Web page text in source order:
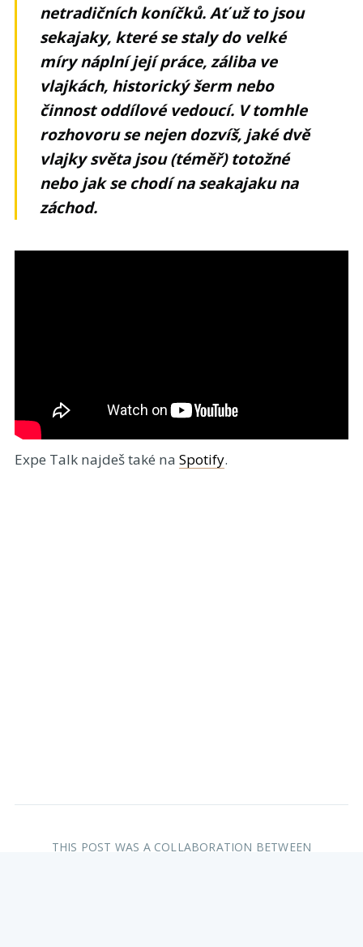
netradičních koníčků. Ať už to jsou
sekajaky, které se staly do velké
míry náplní její práce, záliba ve
vlajkách, historický šerm nebo
činnost oddílové vedoucí. V tomhle
rozhovoru se nejen dozvíš, jaké dvě
vlajky světa jsou (téměř) totožné
nebo jak se chodí na seakajaku na
záchod.
Expe Talk najdeš také na Spotify.
THIS POST WAS A COLLABORATION BETWEEN